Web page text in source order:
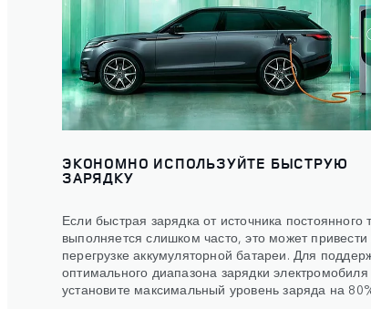
ЭКОНОМНО ИСПОЛЬЗУЙТЕ БЫСТРУЮ
ЗАРЯДКУ
Если быстрая зарядка от источника постоянного
выполняется слишком часто, это может привести
перегрузке аккумуляторной батареи. Для
оптимального диапазона зарядки электромобиля
установите максимальный уровень заряда на